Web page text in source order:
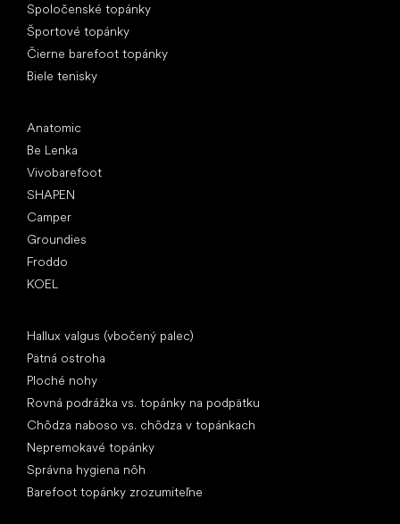
Spoločenské topánky
Športové topánky
Čierne barefoot topánky
Biele tenisky
Anatomic
Be Lenka
Vivobarefoot
SHAPEN
Camper
Groundies
Froddo
KOEL
Hallux valgus (vbočený palec)
Pätná ostroha
Ploché nohy
Rovná podrážka vs. topánky na podpätku
Chôdza naboso vs. chôdza v topánkach
Nepremokavé topánky
Správna hygiena nôh
Barefoot topánky zrozumiteľne